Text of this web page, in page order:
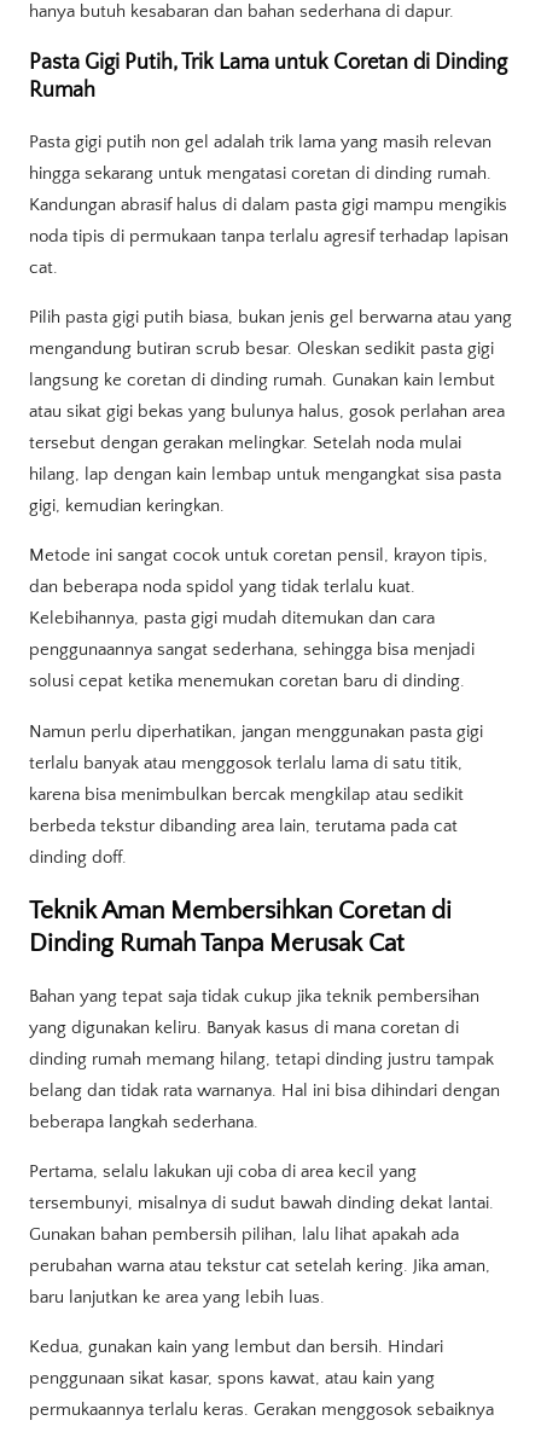
hanya butuh kesabaran dan bahan sederhana di dapur.
Pasta Gigi Putih, Trik Lama untuk Coretan di Dinding
Rumah
Pasta gigi putih non gel adalah trik lama yang masih relevan
hingga sekarang untuk mengatasi coretan di dinding rumah.
Kandungan abrasif halus di dalam pasta gigi mampu mengikis
noda tipis di permukaan tanpa terlalu agresif terhadap lapisan
cat.
Pilih pasta gigi putih biasa, bukan jenis gel berwarna atau yang
mengandung butiran scrub besar. Oleskan sedikit pasta gigi
langsung ke coretan di dinding rumah. Gunakan kain lembut
atau sikat gigi bekas yang bulunya halus, gosok perlahan area
tersebut dengan gerakan melingkar. Setelah noda mulai
hilang, lap dengan kain lembap untuk mengangkat sisa pasta
gigi, kemudian keringkan.
Metode ini sangat cocok untuk coretan pensil, krayon tipis,
dan beberapa noda spidol yang tidak terlalu kuat.
Kelebihannya, pasta gigi mudah ditemukan dan cara
penggunaannya sangat sederhana, sehingga bisa menjadi
solusi cepat ketika menemukan coretan baru di dinding.
Namun perlu diperhatikan, jangan menggunakan pasta gigi
terlalu banyak atau menggosok terlalu lama di satu titik,
karena bisa menimbulkan bercak mengkilap atau sedikit
berbeda tekstur dibanding area lain, terutama pada cat
dinding doff.
Teknik Aman Membersihkan Coretan di
Dinding Rumah Tanpa Merusak Cat
Bahan yang tepat saja tidak cukup jika teknik pembersihan
yang digunakan keliru. Banyak kasus di mana coretan di
dinding rumah memang hilang, tetapi dinding justru tampak
belang dan tidak rata warnanya. Hal ini bisa dihindari dengan
beberapa langkah sederhana.
Pertama, selalu lakukan uji coba di area kecil yang
tersembunyi, misalnya di sudut bawah dinding dekat lantai.
Gunakan bahan pembersih pilihan, lalu lihat apakah ada
perubahan warna atau tekstur cat setelah kering. Jika aman,
baru lanjutkan ke area yang lebih luas.
Kedua, gunakan kain yang lembut dan bersih. Hindari
penggunaan sikat kasar, spons kawat, atau kain yang
permukaannya terlalu keras. Gerakan menggosok sebaiknya